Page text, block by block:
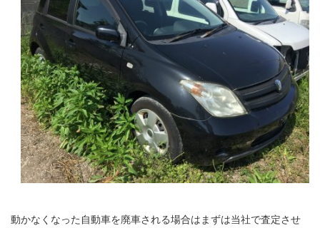
動かなくなった自動車を廃車される場合はまずは当社で査定させ